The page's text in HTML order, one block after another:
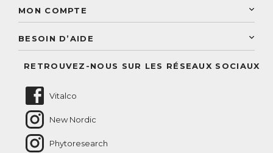
Paiement sécurisé
Conseils personnalisés
Conseil personnalisé
MON COMPTE
BESOIN D’AIDE
RETROUVEZ-NOUS SUR LES RÉSEAUX SOCIAUX
Vitalco
New Nordic
Phytoresearch